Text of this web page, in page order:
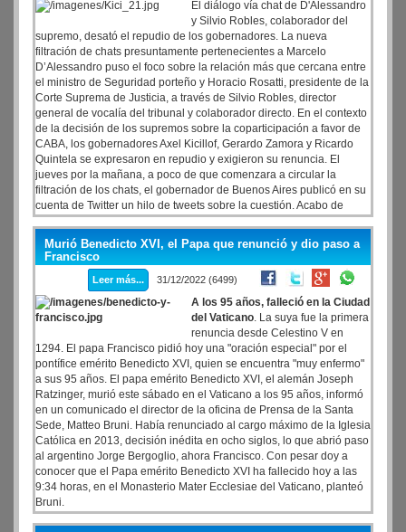
El diálogo vía chat de D'Alessandro
y Silvio Robles, colaborador del
supremo, desató el repudio de los gobernadores. La nueva
filtración de chats presuntamente pertenecientes a Marcelo
D’Alessandro puso el foco sobre la relación más que cercana entre
el ministro de Seguridad porteño y Horacio Rosatti, presidente de la
Corte Suprema de Justicia, a través de Silvio Robles, director
general de vocalía del tribunal y colaborador directo. En el contexto
de la decisión de los supremos sobre la coparticipación a favor de
CABA, los gobernadores Axel Kicillof, Gerardo Zamora y Ricardo
Quintela se expresaron en repudio y exigieron su renuncia. El
jueves por la mañana, a poco de que comenzara a circular la
filtración de los chats, el gobernador de Buenos Aires publicó en su
cuenta de Twitter un hilo de tweets sobre la cuestión. Acabo de
conocer los obscenos mensajes que se filtraron –nuevamente– del
ministro de Seguridad de Larreta, el Sr. D’Alessandro. Es un
escándalo.
Murió Benedicto XVI, el Papa que renunció y dio paso a
Francisco
Leer más... 31/12/2022 (6499)
A los 95 años, falleció en la Ciudad
del Vaticano. La suya fue la primera
renuncia desde Celestino V en
1294. El papa Francisco pidió hoy una "oración especial" por el
pontífice emérito Benedicto XVI, quien se encuentra "muy enfermo"
a sus 95 años. El papa emérito Benedicto XVI, el alemán Joseph
Ratzinger, murió este sábado en el Vaticano a los 95 años, informó
en un comunicado el director de la oficina de Prensa de la Santa
Sede, Matteo Bruni. Había renunciado al cargo máximo de la Iglesia
Católica en 2013, decisión inédita en ocho siglos, lo que abrió paso
al argentino Jorge Bergoglio, ahora Francisco. Con pesar doy a
conocer que el Papa emérito Benedicto XVI ha fallecido hoy a las
9:34 horas, en el Monasterio Mater Ecclesiae del Vaticano, planteó
Bruni.